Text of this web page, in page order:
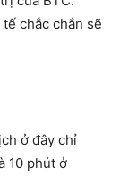
chắc chắn sẽ
ở đây chỉ
10 phút ở